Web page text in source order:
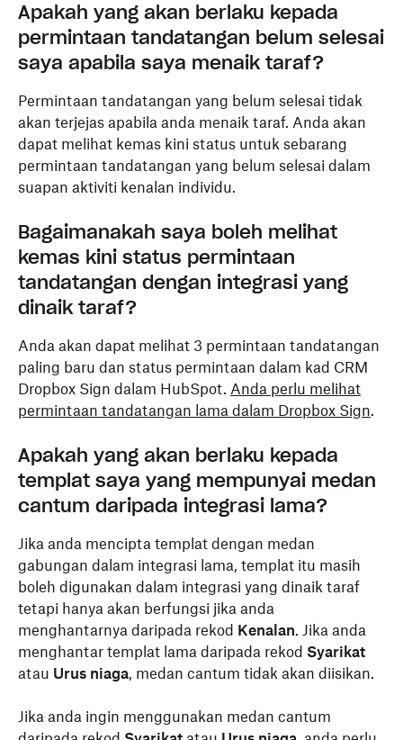
Apakah yang akan berlaku kepada
permintaan tandatangan belum selesai
saya apabila saya menaik taraf?
Permintaan tandatangan yang belum selesai tidak
akan terjejas apabila anda menaik taraf. Anda akan
dapat melihat kemas kini status untuk sebarang
permintaan tandatangan yang belum selesai dalam
suapan aktiviti kenalan individu.
Bagaimanakah saya boleh melihat
kemas kini status permintaan
tandatangan dengan integrasi yang
dinaik taraf?
Anda akan dapat melihat 3 permintaan tandatangan
paling baru dan status permintaan dalam kad CRM
Dropbox Sign dalam HubSpot. Anda perlu melihat
permintaan tandatangan lama dalam Dropbox Sign.
Apakah yang akan berlaku kepada
templat saya yang mempunyai medan
cantum daripada integrasi lama?
Jika anda mencipta templat dengan medan
gabungan dalam integrasi lama, templat itu masih
boleh digunakan dalam integrasi yang dinaik taraf
tetapi hanya akan berfungsi jika anda
menghantarnya daripada rekod Kenalan. Jika anda
menghantar templat lama daripada rekod Syarikat
atau Urus niaga, medan cantum tidak akan diisikan.
Jika anda ingin menggunakan medan cantum